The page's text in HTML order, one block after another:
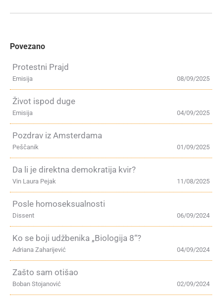
Povezano
Protestni Prajd
08/09/2025
Emisija
Život ispod duge
04/09/2025
Emisija
Pozdrav iz Amsterdama
01/09/2025
Peščanik
Da li je direktna demokratija kvir?
11/08/2025
Vin Laura Pejak
Posle homoseksualnosti
06/09/2024
Dissent
Ko se boji udžbenika „Biologija 8“?
04/09/2024
Adriana Zaharijević
Zašto sam otišao
02/09/2024
Boban Stojanović